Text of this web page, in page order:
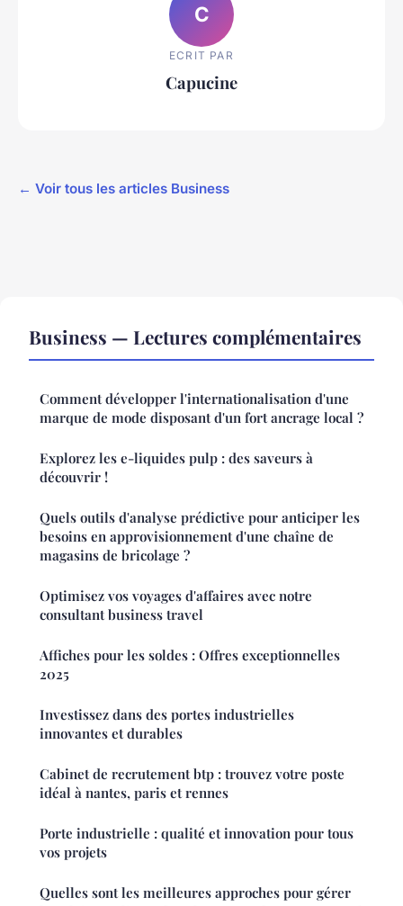
C
ECRIT PAR
Capucine
← Voir tous les articles Business
Business — Lectures complémentaires
Comment développer l'internationalisation d'une
marque de mode disposant d'un fort ancrage local ?
Explorez les e-liquides pulp : des saveurs à
découvrir !
Quels outils d'analyse prédictive pour anticiper les
besoins en approvisionnement d'une chaîne de
magasins de bricolage ?
Optimisez vos voyages d'affaires avec notre
consultant business travel
Affiches pour les soldes : Offres exceptionnelles
2025
Investissez dans des portes industrielles
innovantes et durables
Cabinet de recrutement btp : trouvez votre poste
idéal à nantes, paris et rennes
Porte industrielle : qualité et innovation pour tous
vos projets
Quelles sont les meilleures approches pour gérer